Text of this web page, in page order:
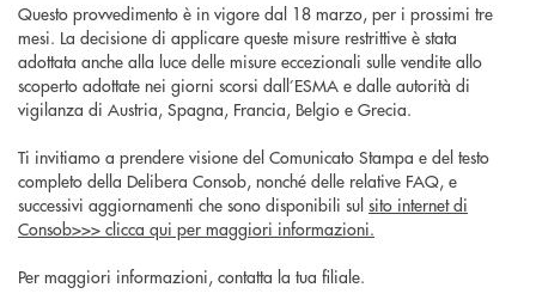
Questo provvedimento è in vigore dal 18 marzo, per i prossimi tre
mesi. La decisione di applicare queste misure restrittive è stata
adottata anche alla luce delle misure eccezionali sulle vendite allo
scoperto adottate nei giorni scorsi dall’ESMA e dalle autorità di
vigilanza di Austria, Spagna, Francia, Belgio e Grecia.
Ti invitiamo a prendere visione del Comunicato Stampa e del testo
completo della Delibera Consob, nonché delle relative FAQ, e
successivi aggiornamenti che sono disponibili sul sito internet di
Consob>>> clicca qui per maggiori informazioni.
Per maggiori informazioni, contatta la tua filiale.